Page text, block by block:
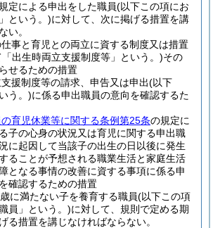
定による申出をした職員(以下この項にお
という。)に対して、次に掲げる措置を講
い。
事と育児との両立に資する制度又は措置
「出生時両立支援制度等」という。)その
せるための措置
援制度等の請求、申告又は申出(以下
う。)に係る申出職員の意向を確認するた
育児休業等に関する条例第25条の規定に
子の心身の状況又は育児に関する申出職
に起因して当該子の出生の日以後に発生
ることが予想される職業生活と家庭生活
となる事情の改善に資する事項に係る申
確認するための措置
に満たない子を養育する職員(以下この項
員」という。)に対して、規則で定める期
る措置を講じなければならない。